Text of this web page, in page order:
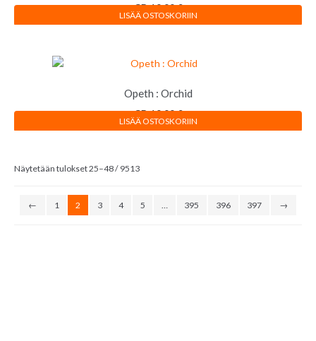
CD10,00€
LISÄÄ OSTOSKORIIN
Opeth : Orchid
CD10,00€
LISÄÄ OSTOSKORIIN
Näytetään tulokset 25–48 / 9513Sorted
←
1 2 3 4 5 395 396 397 →